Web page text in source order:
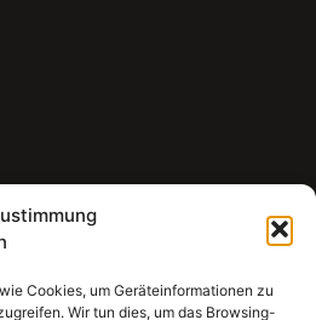
Cookies, um Geräteinformationen zu
Wir tun dies, um das Browsing-